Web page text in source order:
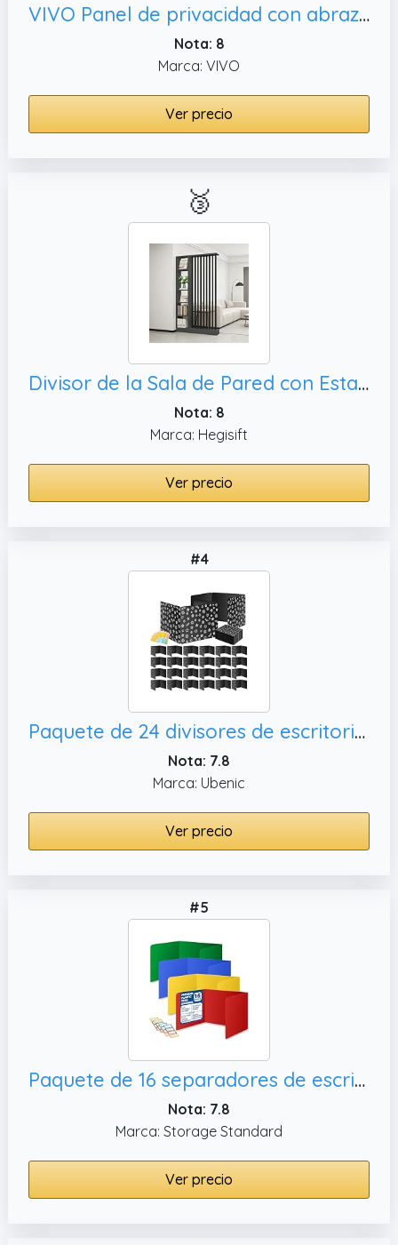
VIVO Panel de privacidad con abrazadera de 24 x 24 pulgadas, PP-1-V024G
Nota: 8
Marca: VIVO
Ver precio
🥉
Divisor de la Sala de Pared con Estante de Almacenamiento, 120cm)
Nota: 8
Marca: Hegisift
Ver precio
#4
Paquete de 24 divisores de escritorio negros para estudiantes, tableros de
Nota: 7.8
Marca: Ubenic
Ver precio
#5
Paquete de 16 separadores de escritorio para estudiantes, tableros de plástico fáciles de limpiar para
Nota: 7.8
Marca: Storage Standard
Ver precio